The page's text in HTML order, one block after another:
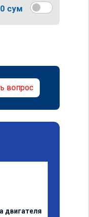
сум
вопрос
двигателя